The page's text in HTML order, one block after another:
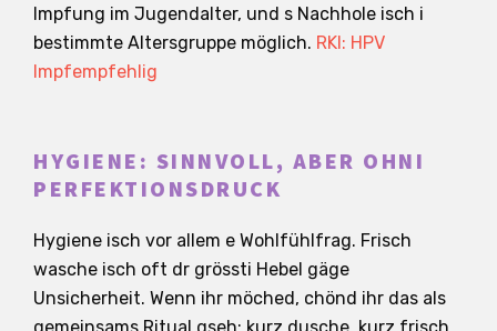
Impfung im Jugendalter, und s Nachhole isch i
bestimmte Altersgruppe möglich. RKI: HPV
Impfempfehlig
HYGIENE: SINNVOLL, ABER OHNI
PERFEKTIONSDRUCK
Hygiene isch vor allem e Wohlfühlfrag. Frisch
wasche isch oft dr grössti Hebel gäge
Unsicherheit. Wenn ihr möched, chönd ihr das als
gemeinsams Ritual gseh: kurz dusche, kurz frisch